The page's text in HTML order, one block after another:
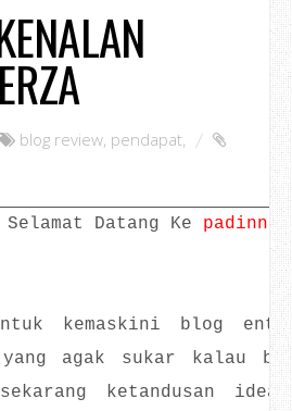
blog review, pendapat,
Selamat Datang Ke
kemaskini blog
yang agak sukar kalau
ketandusan